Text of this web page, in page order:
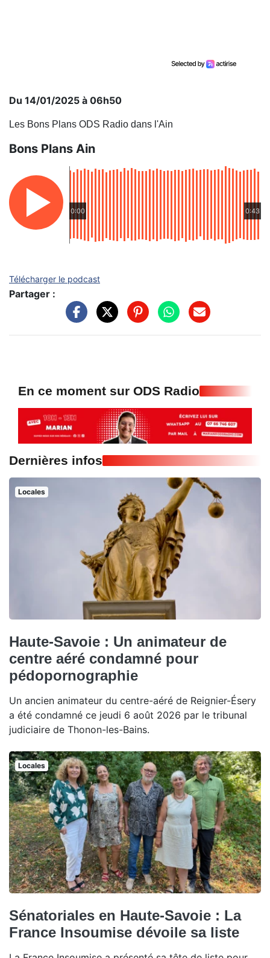
Du 14/01/2025 à 06h50
Les Bons Plans ODS Radio dans l'Ain
Bons Plans Ain
0:00 0:43
Télécharger le podcast
Partager :
En ce moment sur ODS Radio
Dernières infos
Locales
Haute-Savoie : Un animateur de
centre aéré condamné pour
pédopornographie
Un ancien animateur du centre-aéré de Reignier-Ésery
a été condamné ce jeudi 6 août 2026 par le tribunal
judiciaire de Thonon-les-Bains.
Locales
Sénatoriales en Haute-Savoie : La
France Insoumise dévoile sa liste